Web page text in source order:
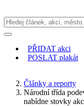
PŘIDAT akci
POSLAT plakát
Články a reporty
Národní třída
nabídne stovky